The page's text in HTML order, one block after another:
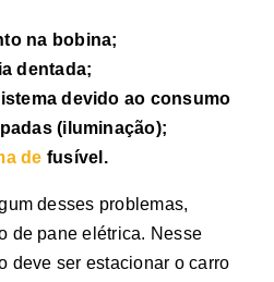
na bobina;
dentada;
devido ao consumo
(iluminação);
de fusível .
desses problemas,
de pane elétrica. Nesse
deve ser estacionar o carro